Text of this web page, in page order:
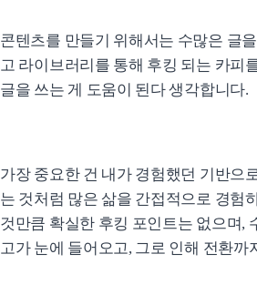
콘텐츠를 만들기 위해서는 수많은 글
고 라이브러리를 통해 후킹 되는 카피
글을 쓰는 게 도움이 된다 생각합니다.
가장 중요한 건 내가 경험했던 기반으
는 것처럼 많은 삶을 간접적으로 경험
것만큼 확실한 후킹 포인트는 없으며,
고가 눈에 들어오고, 그로 인해 전환까